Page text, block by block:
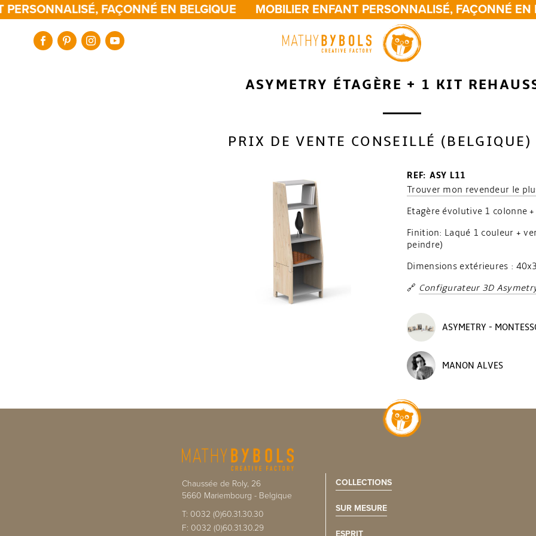
FAÇONNÉ EN BELGIQUE MOBILIER ENFANT PERSONNALISÉ, FAÇONNÉ EN
ASYMETRY ÉTAGÈRE + 1 KIT
PRIX DE VENTE CONSEILLÉ
REF: ASY L11
Trouver mon revendeur le
Etagère évolutive 1 colonne
Finition: Laqué 1 couleur +
peindre)
Dimensions extérieures :
🔗 Configurateur 3D
ASYMETRY -
MANON ALVES
Chaussée de Roly, 26
5660 Mariembourg - Belgique
T: 0032 (0)60.31.30.30
F: 0032 (0)60.31.30.29
COLLECTIONS
SUR MESURE
ESPRIT